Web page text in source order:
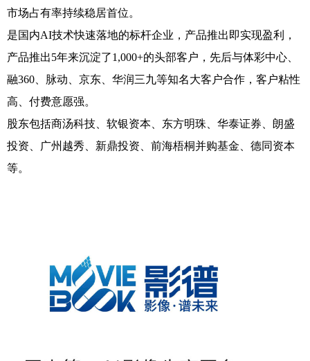
市场占有率持续稳居首位。
是国内AI技术快速落地的标杆企业，产品推出即实现盈利，
产品推出5年来沉淀了1,000+的头部客户，先后与体彩中心、
融360、脉动、京东、华润三九等知名大客户合作，客户粘性
高、付费意愿强。
股东包括商汤科技、软银资本、东方明珠、华泰证券、朗盛
投资、广州越秀、新鼎投资、前海梧桐并购基金、德同资本
等。